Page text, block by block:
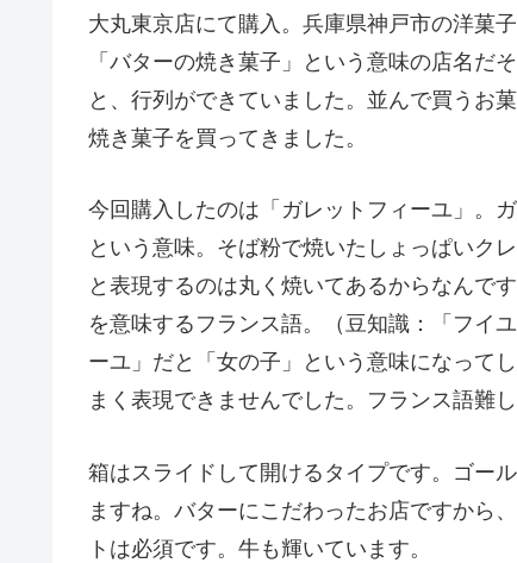
大丸東京店にて購入。兵庫県神戸市の洋菓
「バターの焼き菓子」という意味の店名だ
と、行列ができていました。並んで買うお
焼き菓子を買ってきました。
今回購入したのは「ガレットフィーユ」。
という意味。そば粉で焼いたしょっぱいク
と表現するのは丸く焼いてあるからなんで
を意味するフランス語。（豆知識：「フイ
ーユ」だと「女の子」という意味になって
まく表現できませんでした。フランス語難
箱はスライドして開けるタイプです。ゴー
ますね。バターにこだわったお店ですから
トは必須です。牛も輝いています。